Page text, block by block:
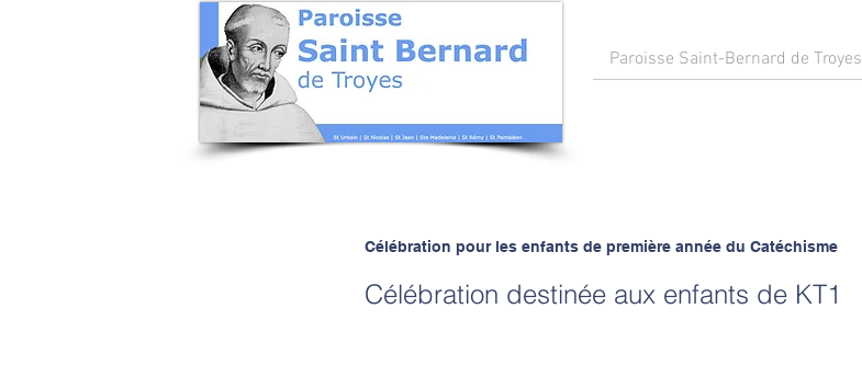
Paroisse Saint-Bernard de Troyes
Célébration pour les enfants de première année du Catéchisme
Célébration destinée aux enfants de KT1